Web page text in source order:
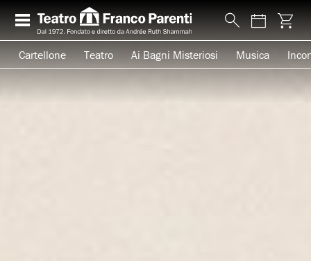
Cartellone Teatro Ai Bagni Misteriosi Musica